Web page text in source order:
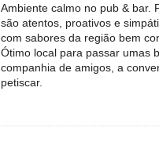
Ambiente calmo no pub & bar.
são atentos, proativos e
com sabores da região bem
Ótimo local para passar umas
companhia de amigos, a
petiscar.